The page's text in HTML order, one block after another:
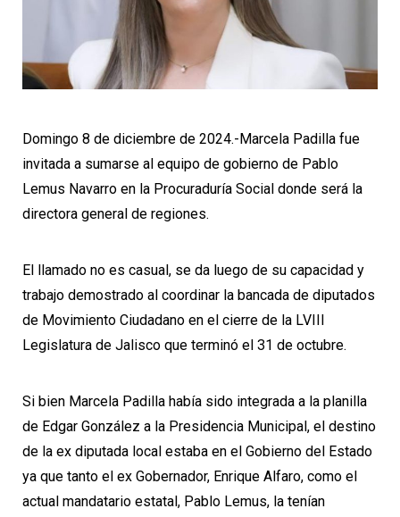
Domingo 8 de diciembre de 2024.-Marcela Padilla fue
invitada a sumarse al equipo de gobierno de Pablo
Lemus Navarro en la Procuraduría Social donde será la
directora general de regiones.
El llamado no es casual, se da luego de su capacidad y
trabajo demostrado al coordinar la bancada de diputados
de Movimiento Ciudadano en el cierre de la LVIII
Legislatura de Jalisco que terminó el 31 de octubre.
Si bien Marcela Padilla había sido integrada a la planilla
de Edgar González a la Presidencia Municipal, el destino
de la ex diputada local estaba en el Gobierno del Estado
ya que tanto el ex Gobernador, Enrique Alfaro, como el
actual mandatario estatal, Pablo Lemus, la tenían